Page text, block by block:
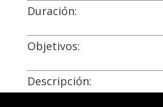
Duración:
Objetivos:
Descripción: